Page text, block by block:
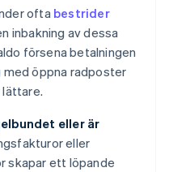
ofta bestrider
inbakning av dessa
försena betalningen
med öppna radposter
eller är
eller
skapar ett löpande